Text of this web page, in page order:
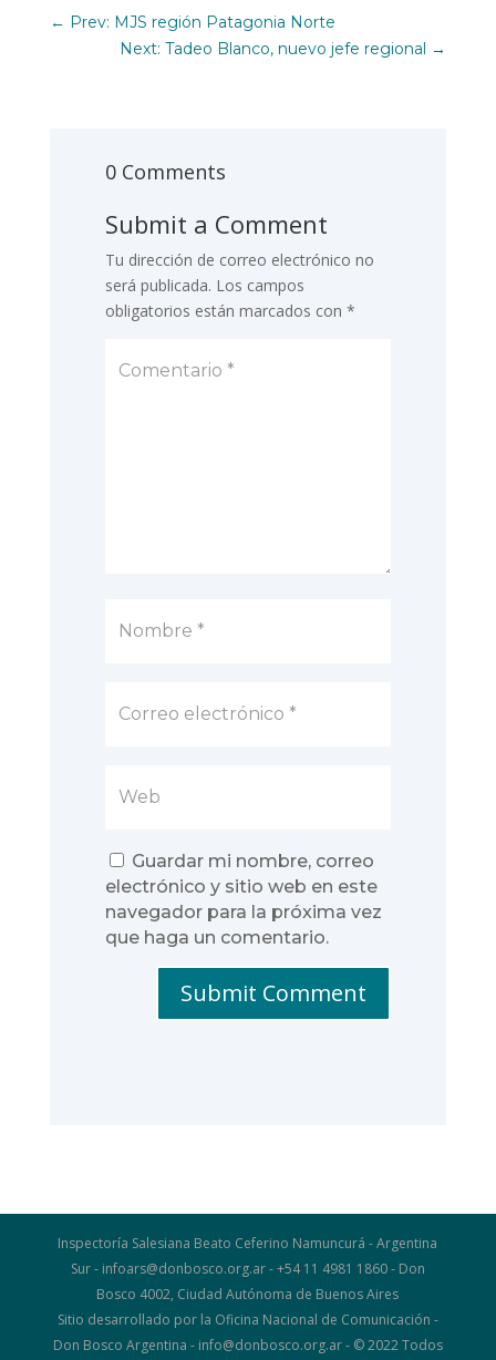
← Prev: MJS región Patagonia Norte
Next: Tadeo Blanco, nuevo jefe regional →
0 Comments
Submit a Comment
Tu dirección de correo electrónico no
será publicada. Los campos
obligatorios están marcados con *
Guardar mi nombre, correo
electrónico y sitio web en este
navegador para la próxima vez
que haga un comentario.
Submit Comment
Inspectoría Salesiana Beato Ceferino Namuncurá - Argentina
Sur - infoars@donbosco.org.ar - +54 11 4981 1860 - Don
Bosco 4002, Ciudad Autónoma de Buenos Aires
Sitio desarrollado por la Oficina Nacional de Comunicación -
Don Bosco Argentina - info@donbosco.org.ar - © 2022 Todos